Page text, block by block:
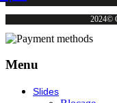
2024©
Menu
Slides